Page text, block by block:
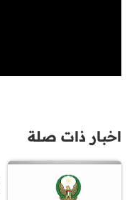
اخبار ذات صلة